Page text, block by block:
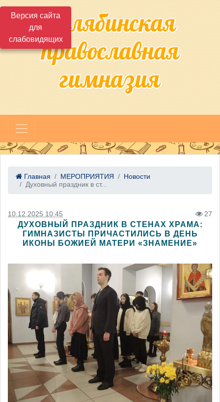
Версия сайта
для
слабовидящихЧелябинская
православная
гимназия
Главная МЕРОПРИЯТИЯ
Новости
Духовный праздник в ст...
10.12.2025 10:45 27
ДУХОВНЫЙ ПРАЗДНИК В СТЕНАХ ХРАМА:
ГИМНАЗИСТЫ ПРИЧАСТИЛИСЬ В ДЕНЬ
ИКОНЫ БОЖИЕЙ МАТЕРИ «ЗНАМЕНИЕ»